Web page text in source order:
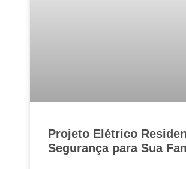
Projeto Elétrico
Segurança para Sua